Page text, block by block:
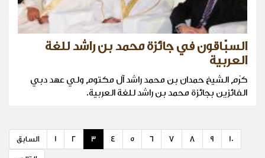
السبّاقون في جائزة محمد بن راشد للغة
العربية
كرّم الشيخ حمدان بن محمد راشد آل مكتوم ولي عهد دبي
الفائزين بجائزة محمد بن راشد للغة العربية.
السابق 1 2 3 4 5 6 7 8 9 10